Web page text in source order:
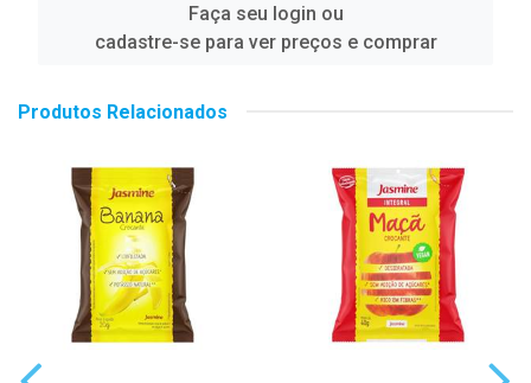
Faça seu login ou
cadastre-se para ver preços e comprar
Produtos Relacionados